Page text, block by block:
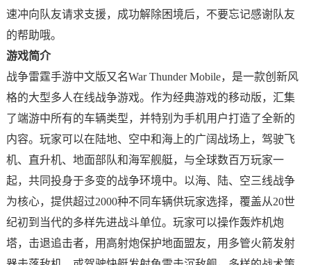
速冲向队友请求支援，成功解除困境后，不要忘记感谢队友
的帮助哦。
游戏简介
战争雷霆手游中文版又名War Thunder Mobile，是一款创新风
格的大型多人在线战争游戏。作为经典游戏的移动版，汇集
了端游中所有的车辆类型，并特别为手机用户打造了全新的
内容。玩家可以在陆地、空中和海上的广阔战场上，驾驶飞
机、直升机、地面部队和海军舰艇，与全球数百万玩家一
起，共同投身于多变的战争环境中。以海、陆、空三线战争
为核心，提供超过2000种不同车辆供玩家选择，覆盖从20世
纪初到当代的多样先进战斗单位。玩家可以操作轰炸机炮
塔，击退追击者，用高射炮保护地面盟友，用多管火箭发射